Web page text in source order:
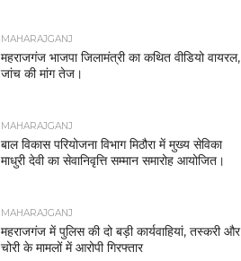
MAHARAJGANJ
महराजगंज भाजपा जिलामंत्री का कथित वीडियो वायरल,
जांच की मांग तेज।
MAHARAJGANJ
बाल विकास परियोजना विभाग मिठौरा में मुख्य सेविका
माधुरी देवी का सेवानिवृत्ति सम्मान समारोह आयोजित।
MAHARAJGANJ
महराजगंज में पुलिस की दो बड़ी कार्यवाहियां, तस्करी और
चोरी के मामलों में आरोपी गिरफ्तार